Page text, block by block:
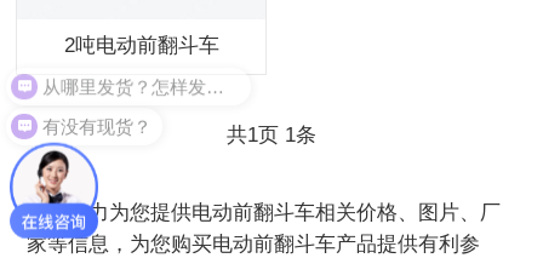
2吨电动前翻斗车
共1页 1条
时力为您提供电动前翻斗车相关价格、图片、厂
家等信息，为您购买电动前翻斗车产品提供有利参
有没有现货？